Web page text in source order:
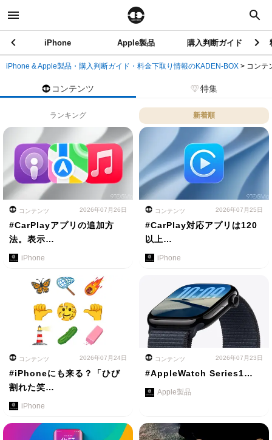
iPhone Apple製品 購入判断ガイド
iPhone & Apple製品・購入判断ガイド・料金下取り情報のKADEN-BOX > コンテ
コンテンツ 特集
ランキング 新着順
コンテンツ 2026年07月26日
#CarPlayアプリの追加方
法。表示…
iPhone
コンテンツ 2026年07月25日
#CarPlay対応アプリは120
以上…
iPhone
コンテンツ 2026年07月24日
#iPhoneにも来る？「ひび
割れた笑…
iPhone
コンテンツ 2026年07月23日
#AppleWatch Series1…
Apple製品